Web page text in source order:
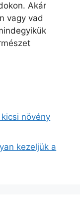
Akár
vagy vad
növény
kezeljük a